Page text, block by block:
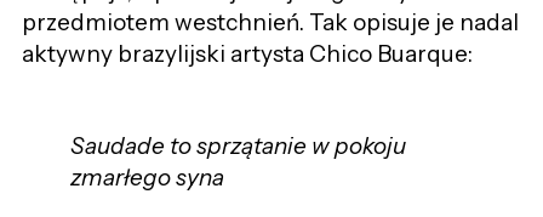
przedmiotem westchnień. Tak opisuje je nadal
aktywny brazylijski artysta Chico Buarque:
Saudade to sprzątanie w pokoju
zmarłego syna